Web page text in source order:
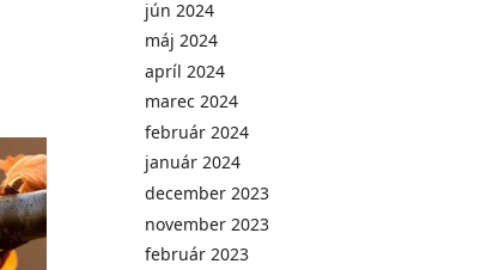
jún 2024
máj 2024
apríl 2024
marec 2024
február 2024
január 2024
december 2023
november 2023
február 2023